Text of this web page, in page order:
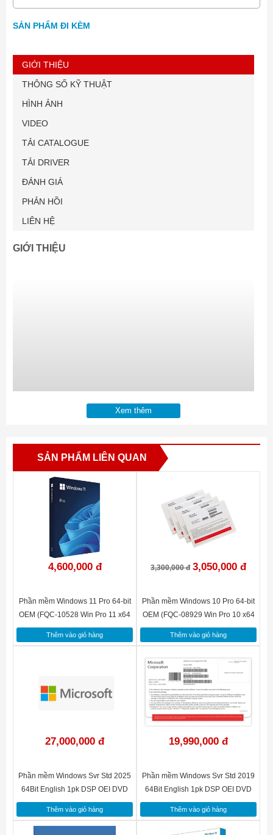
SẢN PHẨM ĐI KÈM
GIỚI THIỆU
THÔNG SỐ KỸ THUẬT
HÌNH ẢNH
VIDEO
TẢI CATALOGUE
TẢI DRIVER
ĐÁNH GIÁ
PHẢN HỒI
LIÊN HỆ
GIỚI THIỆU
Xem thêm
SẢN PHẨM LIÊN QUAN
4,600,000 đ
Phần mềm Windows 11 Pro 64-bit
OEM (FQC-10528 Win Pro 11 x64
Eng Intl 1pk DSP OEI DVD)
Thêm vào giỏ hàng
3,300,000 đ 3,050,000 đ
Phần mềm Windows 10 Pro 64-bit
OEM (FQC-08929 Win Pro 10 x64
Eng Intl 1pk DSP OEI DVD)
Thêm vào giỏ hàng
27,000,000 đ
Phần mềm Windows Svr Std 2025
64Bit English 1pk DSP OEI DVD
16 Core P/N: EP2-25187
Thêm vào giỏ hàng
19,990,000 đ
Phần mềm Windows Svr Std 2019
64Bit English 1pk DSP OEI DVD
16 Core P73-07788
Thêm vào giỏ hàng